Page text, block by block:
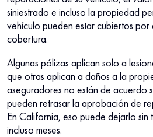
siniestrado e incluso la propiedad
vehículo pueden estar cubiertos por
cobertura.
Algunas pólizas aplican solo a
que otras aplican a daños a la
aseguradores no están de acuerdo
pueden retrasar la aprobación de
En California, eso puede dejarlo sin
incluso meses.